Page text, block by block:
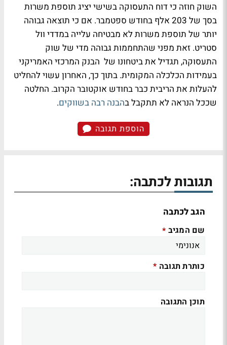
השוק חוזה כי דוח התעסוקה בשישי יציג תוספת משרות
בסך של 203 אלף בחודש ספטמבר. אם כי תוצאה גבוהה
יותר של תוספת משרות לא מבטיחה עלייה במדדי וול
סטריט. זאת מפני שהתחממות גבוהה מדי של שוק
התעסוקה, תגדיל את ביטחונו של הבנק המרכזי האמריקני
בעמידות הכלכלה המקומית. בתוך כך, האחרון עשוי להחליט
להעלות את הריבית כבר בחודש אוקטובר הקרוב. החלטה
שככל הנראה לא תתקבל בהבנה רבה בשווקים.
הוספת תגובה
תגובות לכתבה:
הגב לכתבה
שם המגיב *
כותרת תגובה *
תוכן התגובה